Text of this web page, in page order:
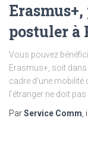
postuler à
Vous pouvez
Erasmus+, soit dans
cadre d’une
l’étranger ne doit
ParService Comm